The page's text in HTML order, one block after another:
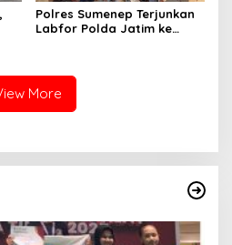
Polres Sumenep Terjunkan
Labfor Polda Jatim ke
More